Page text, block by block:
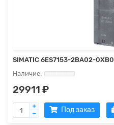
SIMATIC 6ES7153-2BA02-0XB0
29911 ₽
Под заказ